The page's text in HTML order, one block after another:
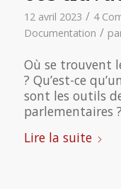
12 avril 2023 / 4
Documentation /
Où se trouvent
? Qu’est-ce
sont les outils
parlementaires ?
Lire la suite